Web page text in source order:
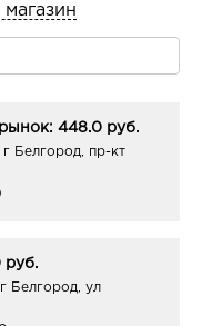
448.0 руб.
Белгород, пр-кт
руб.
Белгород, ул